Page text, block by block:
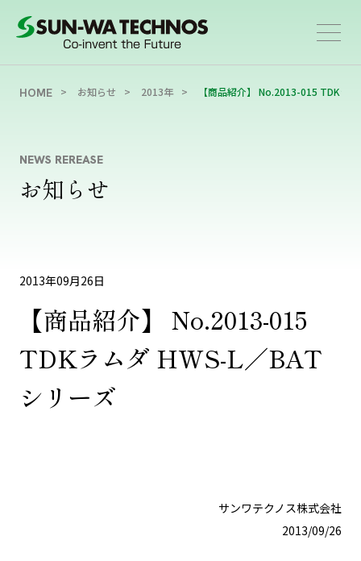
HOME お知らせ 2013年 【商品紹介】 No.2013-015 TDKラ
NEWS REREASE
お知らせ
2013年09月26日
【商品紹介】 No.2013-015
TDKラムダ HWS-L／BAT
シリーズ
サンワテクノス株式会社
2013/09/26